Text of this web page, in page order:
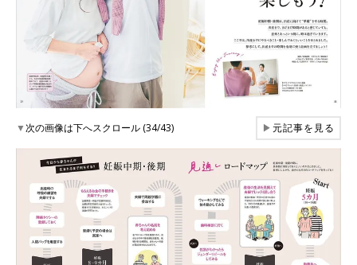
▼次の画像は下へスクロール (34/43) ▶元記事を見る